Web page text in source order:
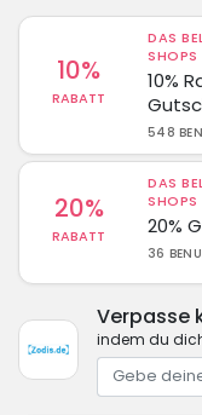
10%
RABATT
DAS
SHOPS
10%
548
20%
RABATT
DAS
SHOPS
20%
36
Verpasse
indem du